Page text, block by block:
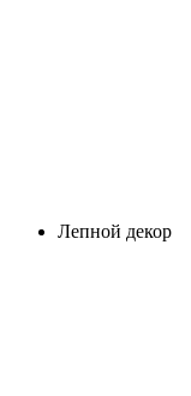
Лепной декор